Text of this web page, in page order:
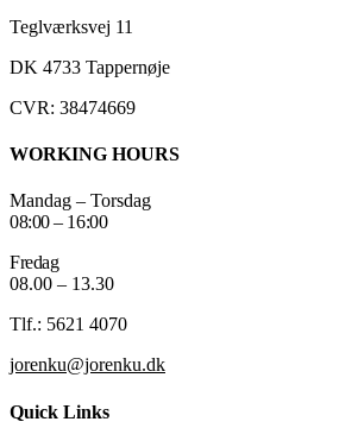
Teglværksvej 11
DK 4733 Tappernøje
CVR: 38474669
WORKING HOURS
Mandag – Torsdag
08:00 – 16:00
Fredag
08.00 – 13.30
Tlf.: 5621 4070
jorenku@jorenku.dk
Quick Links